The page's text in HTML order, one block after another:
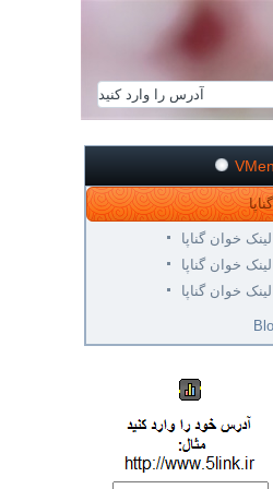
لینک خوان گناپا
لینک خوان گناپا
لینک خوان گناپا